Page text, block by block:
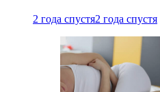
2 года спустя2 года спустя